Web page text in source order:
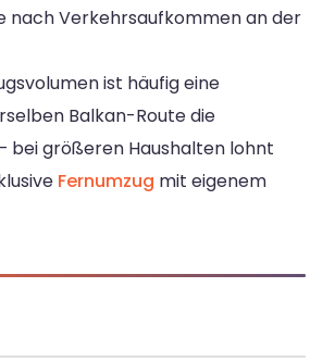
nach Verkehrsaufkommen an der
ist häufig eine
Balkan-Route die
bei größeren Haushalten lohnt
Fernumzug mit eigenem